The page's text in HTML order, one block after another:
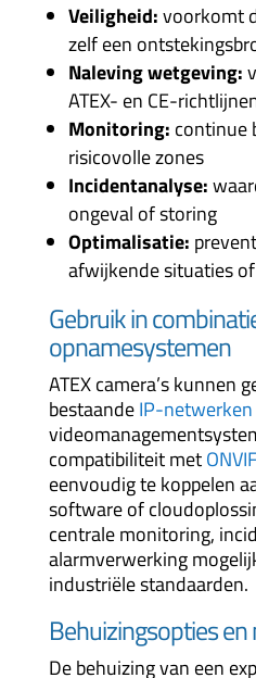
Veiligheid:voorkomt
zelf een
Naleving wetgeving:
ATEX- en CE-
Monitoring: continue
risicovolle zones
Incidentanalyse:
ongeval of storing
Optimalisatie:
afwijkende situaties
Gebruik in
opnamesystemen
ATEX camera’s kunnen
bestaandeIP-netwerken
compatibiliteit metONVIF
eenvoudig te koppelen
software of
centrale monitoring,
alarmverwerking
industriële standaarden.
Behuizingsopties
De behuizing van een